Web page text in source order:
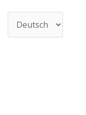
auswählen